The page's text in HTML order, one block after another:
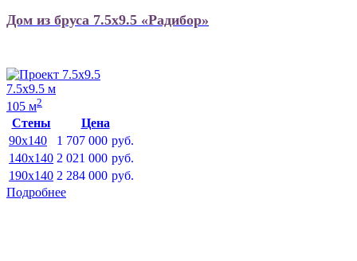
Дом из бруса 7.5х9.5 «Радибор»
7.5х9.5 м
105 м2
Стены
Цена
90x140
1 707 000 руб.
140x140 2 021 000 руб.
190x140 2 284 000 руб.
Подробнее